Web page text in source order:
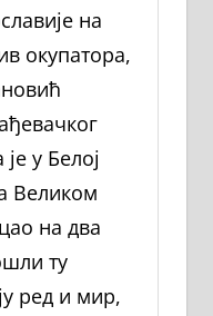
на
окупатора,
у Белој
Великом
на два
ту
ред и мир,